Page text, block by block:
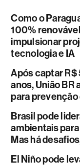
Como o
100%
impulsionar
tecnologia e IA
Após captar R$
anos, União BR
para
Brasil pode
ambientais
Mas há
El Niño pode